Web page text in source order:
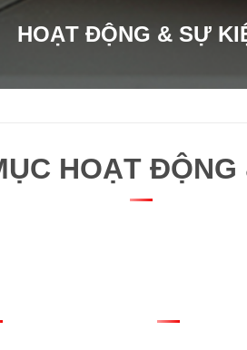
HOẠT ĐỘNG & SỰ
HOẠT